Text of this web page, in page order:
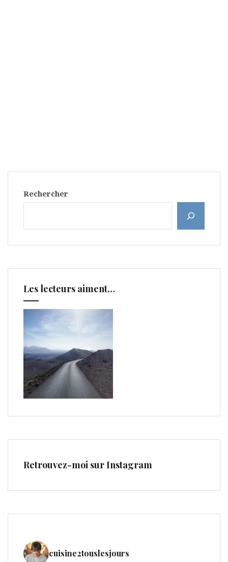
Rechercher
Les lecteurs aiment…
Retrouvez-moi sur Instagram
cuisine2touslesjours